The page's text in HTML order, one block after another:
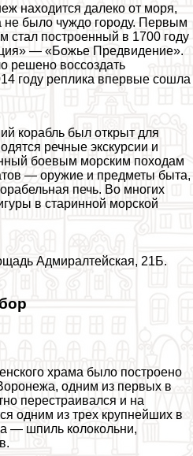
находится далеко от моря,
не было чуждо городу. Первым
стал построенный в 1700 году
— «Божье Предвидение».
решено воссоздать
году реплика впервые сошла
корабль был открыт для
речные экскурсии и
боевым морским походам
— оружие и предметы быта,
печь. Во многих
в старинной морской
Адмиралтейская, 21Б.
храма было построено
одним из первых в
перестраивался и на
одним из трех крупнейших в
— шпиль колокольни,